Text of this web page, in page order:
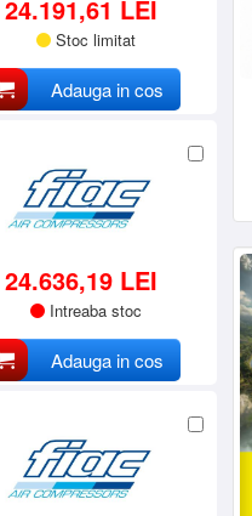
24.191,61 LEI
Stoc limitat
Adauga in cos
24.636,19 LEI
Intreaba stoc
Adauga in cos